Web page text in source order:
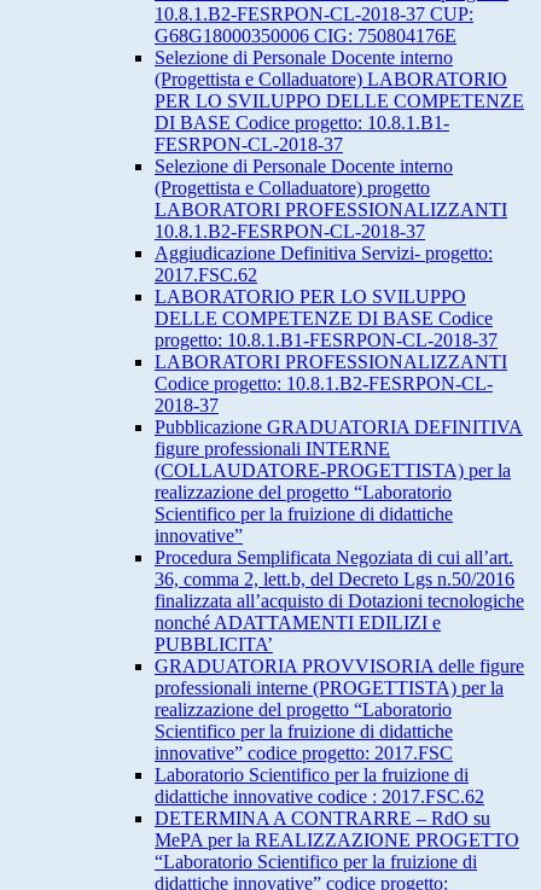
10.8.1.B2-FESRPON-CL-2018-37 CUP:
G68G18000350006 CIG: 750804176E
Selezione di Personale Docente interno
(Progettista e Colladuatore) LABORATORIO
PER LO SVILUPPO DELLE COMPETENZE
DI BASE Codice progetto: 10.8.1.B1-
FESRPON-CL-2018-37
Selezione di Personale Docente interno
(Progettista e Colladuatore) progetto
LABORATORI PROFESSIONALIZZANTI
10.8.1.B2-FESRPON-CL-2018-37
Aggiudicazione Definitiva Servizi- progetto:
2017.FSC.62
LABORATORIO PER LO SVILUPPO
DELLE COMPETENZE DI BASE Codice
progetto: 10.8.1.B1-FESRPON-CL-2018-37
LABORATORI PROFESSIONALIZZANTI
Codice progetto: 10.8.1.B2-FESRPON-CL-
2018-37
Pubblicazione GRADUATORIA DEFINITIVA
figure professionali INTERNE
(COLLAUDATORE-PROGETTISTA) per la
realizzazione del progetto “Laboratorio
Scientifico per la fruizione di didattiche
innovative”
Procedura Semplificata Negoziata di cui all’art.
36, comma 2, lett.b, del Decreto Lgs n.50/2016
finalizzata all’acquisto di Dotazioni tecnologiche
nonché ADATTAMENTI EDILIZI e
PUBBLICITA’
GRADUATORIA PROVVISORIA delle figure
professionali interne (PROGETTISTA) per la
realizzazione del progetto “Laboratorio
Scientifico per la fruizione di didattiche
innovative” codice progetto: 2017.FSC
Laboratorio Scientifico per la fruizione di
didattiche innovative codice : 2017.FSC.62
DETERMINA A CONTRARRE – RdO su
MePA per la REALIZZAZIONE PROGETTO
“Laboratorio Scientifico per la fruizione di
didattiche innovative” codice progetto: